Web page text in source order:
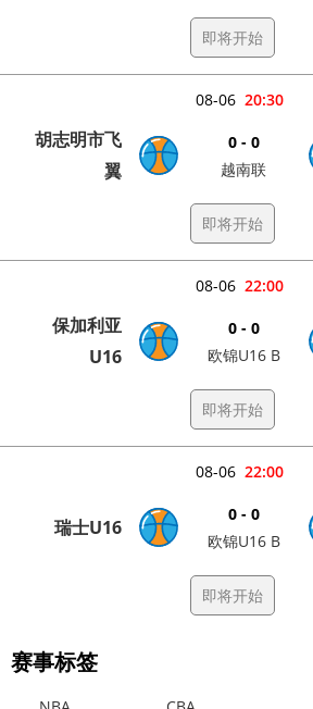
即将开始
20:30
08-06
胡志明市飞
翼
0 - 0
越南联
即将开始
22:00
08-06
保加利亚
U16
0 - 0
欧锦U16 B
即将开始
22:00
08-06
瑞士U16
0 - 0
欧锦U16 B
即将开始
赛事标签